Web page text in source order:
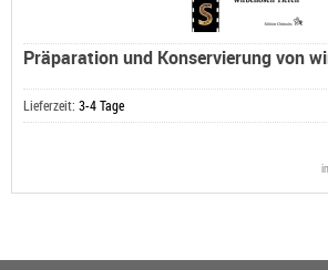
Präparation und Konservierung von
Lieferzeit: 3-4 Tage